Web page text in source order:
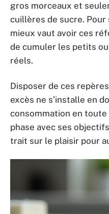
gros morceaux et
cuillères de sucre.
mieux vaut avoir ces
de cumuler les petits
réels.
Disposer de ces
excès ne s’installe en
consommation en
phase avec ses
trait sur le plaisir pour